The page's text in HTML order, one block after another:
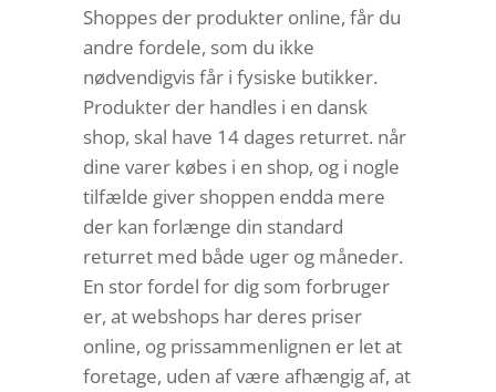
Shoppes der produkter online, får du
andre fordele, som du ikke
nødvendigvis får i fysiske butikker.
Produkter der handles i en dansk
shop, skal have 14 dages returret. når
dine varer købes i en shop, og i nogle
tilfælde giver shoppen endda mere
der kan forlænge din standard
returret med både uger og måneder.
En stor fordel for dig som forbruger
er, at webshops har deres priser
online, og prissammenlignen er let at
foretage, uden af være afhængig af, at